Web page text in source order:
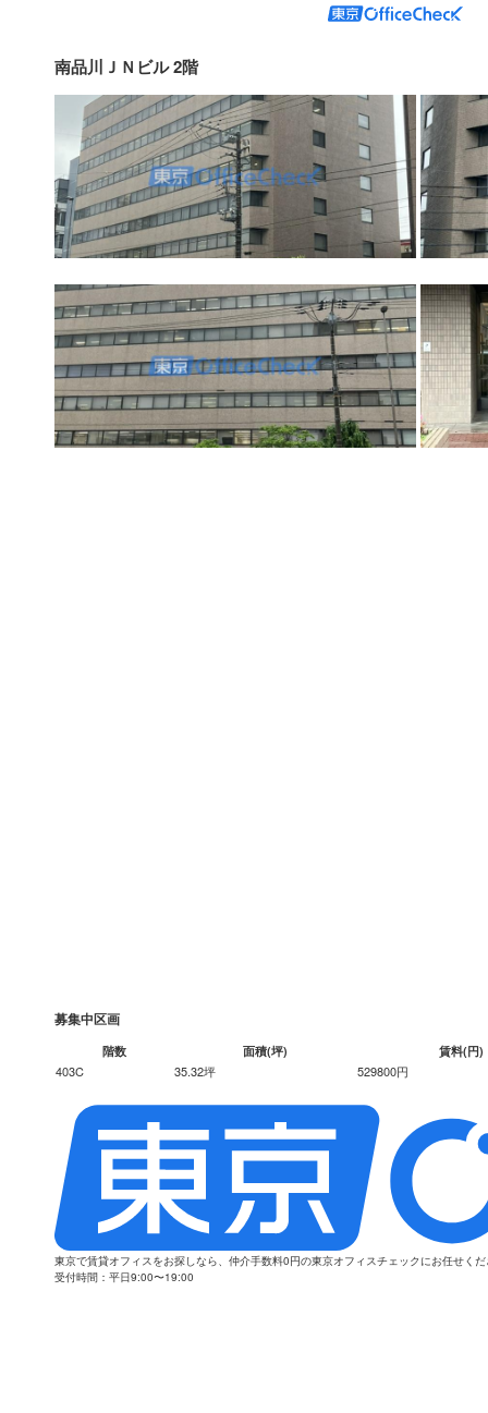
南品川ＪＮビル 2階
募集中区画
階数 面積(坪) 賃料(円)
403C 35.32坪 529800円
東京で賃貸オフィスをお探しなら、仲介手数料0円の東京オフィスチェックにお任せく
受付時間：平日9:00〜19:00